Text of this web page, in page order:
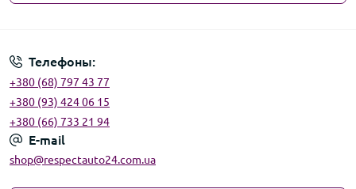
Телефоны:
+380 (68) 797 43 77
+380 (93) 424 06 15
+380 (66) 733 21 94
E-mail
shop@respectauto24.com.ua